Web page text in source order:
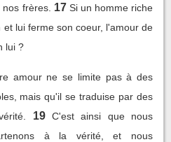
frères. 17 Si un homme riche
lui ferme son coeur, l'amour de
lui ?
amour ne se limite pas à des
mais qu'il se traduise par des
19 C'est ainsi que nous
à la vérité, et nous